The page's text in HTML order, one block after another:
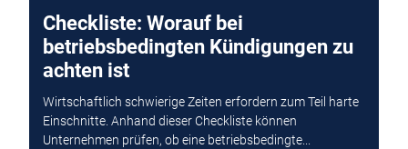
Checkliste: Worauf bei
betriebsbedingten Kündigungen zu
achten ist
Wirtschaftlich schwierige Zeiten erfordern zum Teil harte
Einschnitte. Anhand dieser Checkliste können
Unternehmen prüfen, ob eine betriebsbedingte...